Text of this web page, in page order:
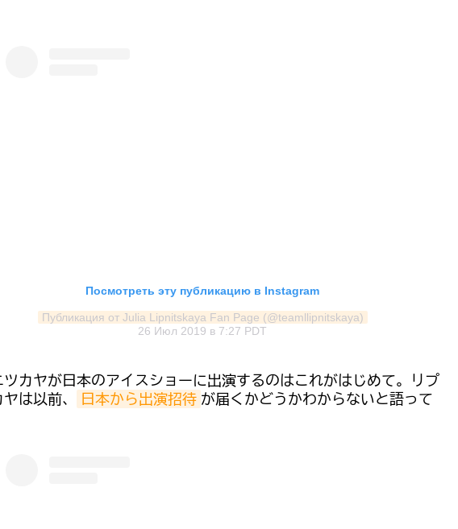
Посмотреть эту публикацию в Instagram
Публикация от Julia Lipnitskaya Fan Page (@teamllipnitskaya)
26 Июл 2019 в 7:27 PDT
ツカヤが日本のアイスショーに出演するのはこれがはじめて。リプ
は以前、
日本から出演招待 が届くかどうかわからないと語って